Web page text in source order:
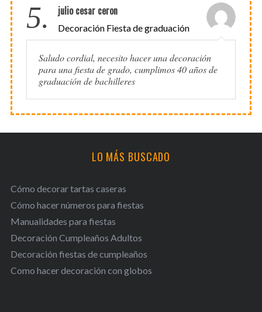
5. julio cesar ceron
Decoración Fiesta de graduación
Saludo cordial, necesito hacer una decoración
para una fiesta de grado, cumplimos 40 años de
graduación de bachilleres
LO MÁS BUSCADO
Cómo decorar tartas caseras
Cómo hacer números para fiestas
Manualidades para fiestas
Decoración Cumpleaños Adultos
Decoración fiestas de cumpleaños
Como hacer decoración con globos